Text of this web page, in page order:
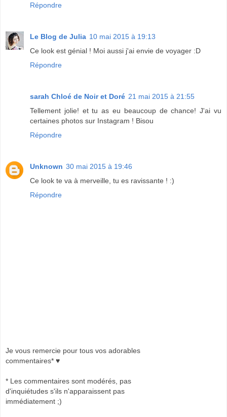
Répondre
Le Blog de Julia 10 mai 2015 à 19:13
Ce look est génial ! Moi aussi j'ai envie de voyager :D
Répondre
sarah Chloé de Noir et Doré 21 mai 2015 à 21:55
Tellement jolie! et tu as eu beaucoup de chance! J'ai vu
certaines photos sur Instagram ! Bisou
Répondre
Unknown 30 mai 2015 à 19:46
Ce look te va à merveille, tu es ravissante ! :)
Répondre
Je vous remercie pour tous vos adorables
commentaires* ♥
* Les commentaires sont modérés, pas
d'inquiétudes s'ils n'apparaissent pas
immédiatement ;)